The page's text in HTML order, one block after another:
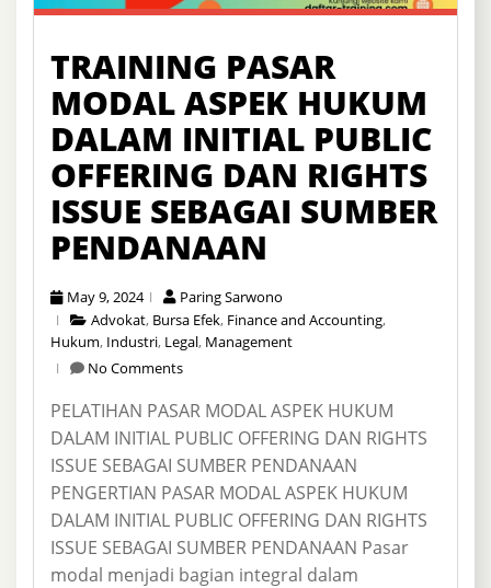
TRAINING PASAR
MODAL ASPEK HUKUM
DALAM INITIAL PUBLIC
OFFERING DAN RIGHTS
ISSUE SEBAGAI SUMBER
PENDANAAN
May 9, 2024
Paring Sarwono
Advokat, Bursa Efek, Finance and Accounting,
Hukum, Industri, Legal, Management
No Comments
PELATIHAN PASAR MODAL ASPEK HUKUM
DALAM INITIAL PUBLIC OFFERING DAN RIGHTS
ISSUE SEBAGAI SUMBER PENDANAAN
PENGERTIAN PASAR MODAL ASPEK HUKUM
DALAM INITIAL PUBLIC OFFERING DAN RIGHTS
ISSUE SEBAGAI SUMBER PENDANAAN Pasar
modal menjadi bagian integral dalam